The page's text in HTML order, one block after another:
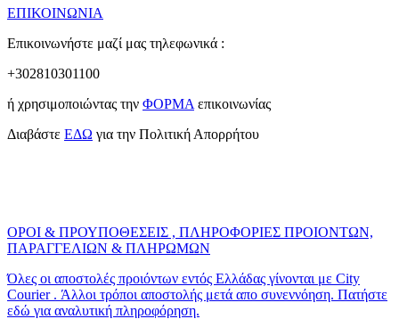
ΕΠΙΚΟΙΝΩΝΙΑ
Επικοινωνήστε μαζί μας τηλεφωνικά :
+302810301100
ή χρησιμοποιώντας την ΦΟΡΜΑ επικοινωνίας
Διαβάστε ΕΔΩ για την Πολιτική Απορρήτου
ΟΡΟΙ & ΠΡΟΥΠΟΘΕΣΕΙΣ , ΠΛΗΡΟΦΟΡΙΕΣ ΠΡΟΙΟΝΤΩΝ,
ΠΑΡΑΓΓΕΛΙΩΝ & ΠΛΗΡΩΜΩΝ
Όλες οι αποστολές προιόντων εντός Ελλάδας γίνονται με City
Courier . Άλλοι τρόποι αποστολής μετά απο συνεννόηση. Πατήστε
εδώ για αναλυτική πληροφόρηση.